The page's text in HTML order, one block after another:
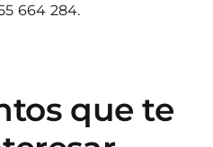
664 284.
que te